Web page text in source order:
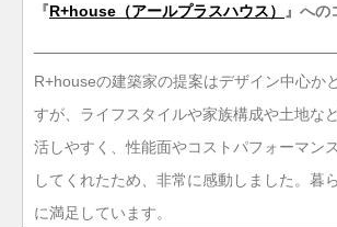
『R+house（アールプラスハウス） 』への
R+houseの建築家の提案はデザイン中心か
すが、ライフスタイルや家族構成や土地な
活しやすく、性能面やコストパフォーマン
してくれたため、非常に感動しました。暮
に満足しています。